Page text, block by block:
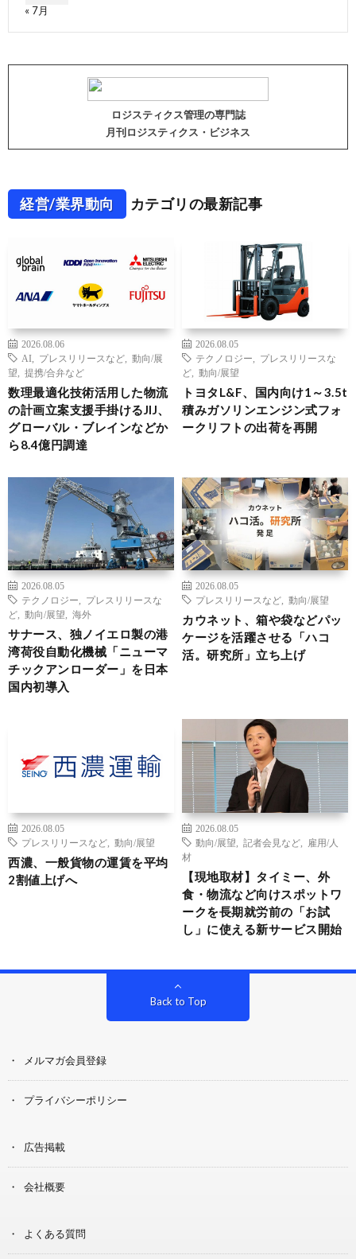
« 7月
ロジスティクス管理の専門誌
月刊ロジスティクス・ビジネス
経営/業界動向 カテゴリの最新記事
2026.08.06
AI
プレスリリースなど
動向/展
望
提携/合弁など
数理最適化技術活用した物流
の計画立案支援手掛けるJIJ、
グローバル・ブレインなどか
ら8.4億円調達
2026.08.05
テクノロジー
プレスリリースな
ど
動向/展望
トヨタL&F、国内向け1～3.5t
積みガソリンエンジン式フォ
ークリフトの出荷を再開
2026.08.05
テクノロジー
プレスリリースな
ど
動向/展望 海外
サナース、独ノイエロ製の港
湾荷役自動化機械「ニューマ
チックアンローダー」を日本
国内初導入
2026.08.05
プレスリリースなど
動向/展望
カウネット、箱や袋などパッ
ケージを活躍させる「ハコ
活。研究所」立ち上げ
2026.08.05
プレスリリースなど
動向/展望
西濃、一般貨物の運賃を平均
2割値上げへ
2026.08.05
動向/展望
記者会見など
雇用/人
材
【現地取材】タイミー、外
食・物流など向けスポットワ
ークを長期就労前の「お試
し」に使える新サービス開始
Back to Top
メルマガ会員登録
プライバシーポリシー
広告掲載
会社概要
よくある質問